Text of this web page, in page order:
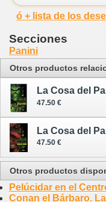
ó + lista de los
Secciones
Panini
Otros productos
47.50 €
47.50 €
Otros productos
Pelúcidar en el
Conan el Bárbaro.